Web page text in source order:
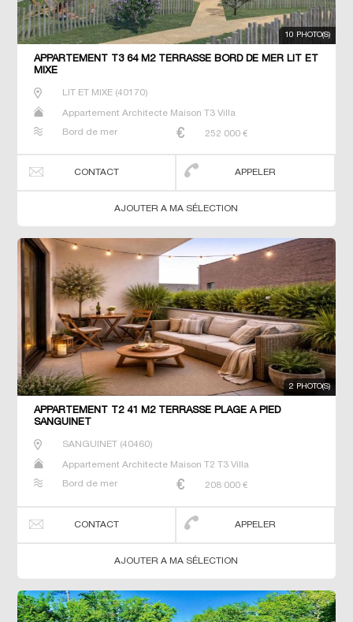
10 PHOTO(S)
APPARTEMENT T3 64 M2 TERRASSE BORD DE MER LIT ET
MIXE
LIT ET MIXE(40170)
Appartement Architecte Maison T3 Villa
Bord de mer 252 000 €
CONTACT APPELER
AJOUTER A MA SÉLECTION
2 PHOTO(S)
APPARTEMENT T2 41 M2 TERRASSE PLAGE À PIED
SANGUINET
SANGUINET (40460)
Appartement Architecte Maison T2 T3 Villa
Bord de mer 208 000 €
CONTACT APPELER
AJOUTER A MA SÉLECTION